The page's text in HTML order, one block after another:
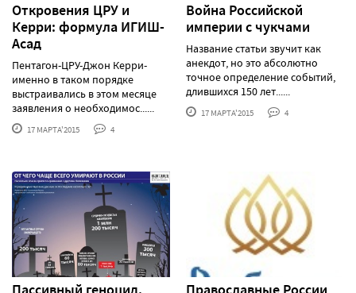
Откровения ЦРУ и
Керри: формула ИГИШ-
Асад
Пентагон-ЦРУ-Джон Керри-
именно в таком порядке
выстраивались в этом месяце
заявления о необходимос......
17 МАРТА'2015 4
Война Российской
империи с чукчами
Название статьи звучит как
анекдот, но это абсолютно
точное определение событий,
длившихся 150 лет......
17 МАРТА'2015 4